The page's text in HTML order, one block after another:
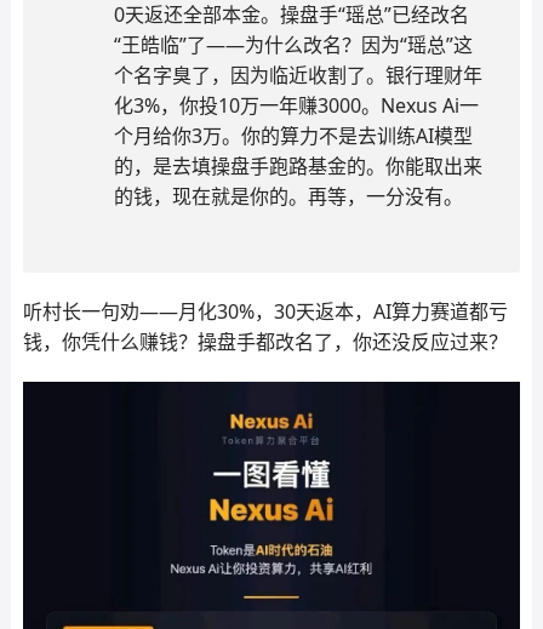
0天返还全部本金。操盘手“瑶总”已经改名
“王皓临”了——为什么改名？因为“瑶总”这
个名字臭了，因为临近收割了。银行理财年
化3%，你投10万一年赚3000。Nexus Ai一
个月给你3万。你的算力不是去训练AI模型
的，是去填操盘手跑路基金的。你能取出来
的钱，现在就是你的。再等，一分没有。
听村长一句劝——月化30%，30天返本，AI算力赛道都亏
钱，你凭什么赚钱？操盘手都改名了，你还没反应过来？